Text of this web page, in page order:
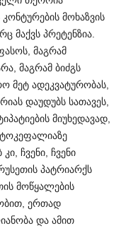
მოხაზვის
მაქვს პრეტენზია.
მაგრამ
მაგრამ ბიძგს
მეტ ადეკვატურობას,
დაუდუბს სათავეს,
მიუხედავად,
ჩვენი, ჩვენი
პატრიარქს
მოწყალების
ერთად
და ამით